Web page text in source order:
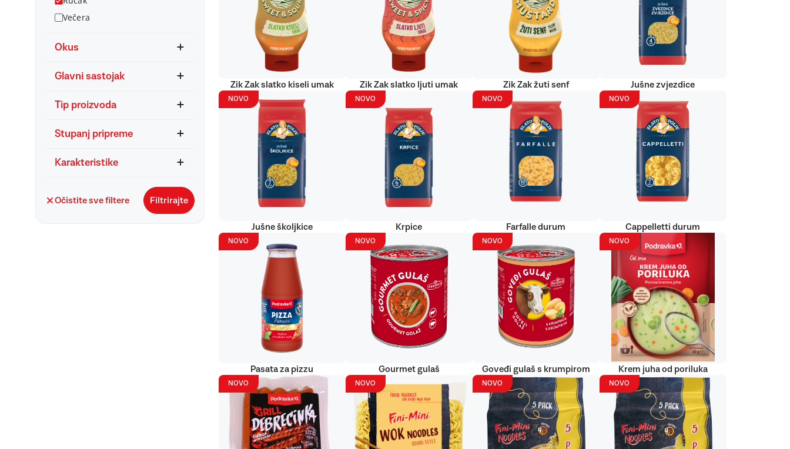
Večera
Okus
Glavni sastojak
Tip proizvoda
Stupanj pripreme
Karakteristike
Očistite sve filtere Filtrirajte
Zik Zak slatko kiseli umak Zik Zak slatko ljuti umak Zik Zak žuti senf Jušne zvjezdice
NOVO
Jušne školjkice
NOVO
Krpice
NOVO
Farfalle durum
NOVO
Cappelletti durum
NOVO
Pasata za pizzu
NOVO
Gourmet gulaš
NOVO
Goveđi gulaš s krumpirom
NOVO
Krem juha od poriluka
NOVO NOVO NOVO NOVO